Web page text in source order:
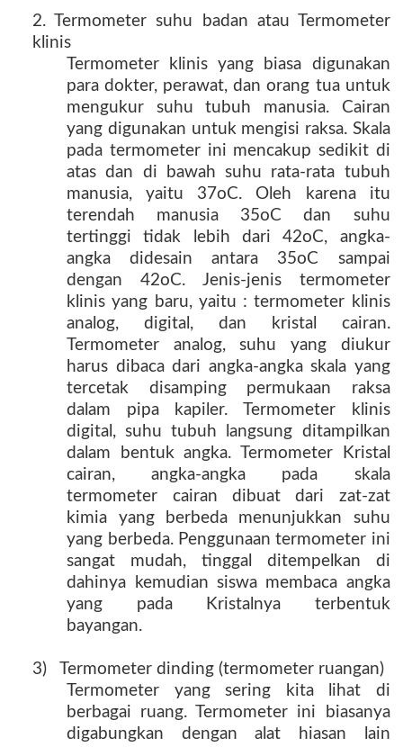
2. Termometer suhu badan atau Termometer
klinis
Termometer klinis yang biasa digunakan
para dokter, perawat, dan orang tua untuk
mengukur suhu tubuh manusia. Cairan
yang digunakan untuk mengisi raksa. Skala
pada termometer ini mencakup sedikit di
atas dan di bawah suhu rata-rata tubuh
manusia, yaitu 37oC. Oleh karena itu
terendah manusia 35oC dan suhu
tertinggi tidak lebih dari 42oC, angka-
angka didesain antara 35oC sampai
dengan 42oC. Jenis-jenis termometer
klinis yang baru, yaitu : termometer klinis
analog, digital, dan kristal cairan.
Termometer analog, suhu yang diukur
harus dibaca dari angka-angka skala yang
tercetak disamping permukaan raksa
dalam pipa kapiler. Termometer klinis
digital, suhu tubuh langsung ditampilkan
dalam bentuk angka. Termometer Kristal
cairan, angka-angka pada skala
termometer cairan dibuat dari zat-zat
kimia yang berbeda menunjukkan suhu
yang berbeda. Penggunaan termometer ini
sangat mudah, tinggal ditempelkan di
dahinya kemudian siswa membaca angka
yang pada Kristalnya terbentuk
bayangan.
3) Termometer dinding (termometer ruangan)
Termometer yang sering kita lihat di
berbagai ruang. Termometer ini biasanya
digabungkan dengan alat hiasan lain